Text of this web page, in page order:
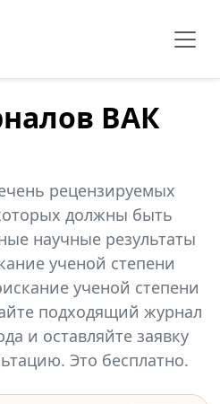
ВАК
рецензируемых
должны быть
научные результаты
ученой степени
ученой степени
подходящий журнал
и оставляйте заявку
Это бесплатно.